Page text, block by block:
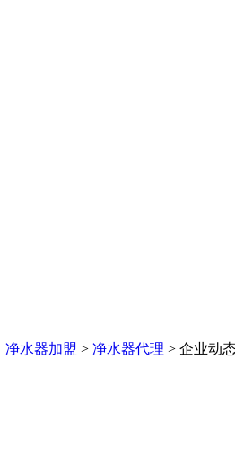
净水器加盟 > 净水器代理 > 企业动